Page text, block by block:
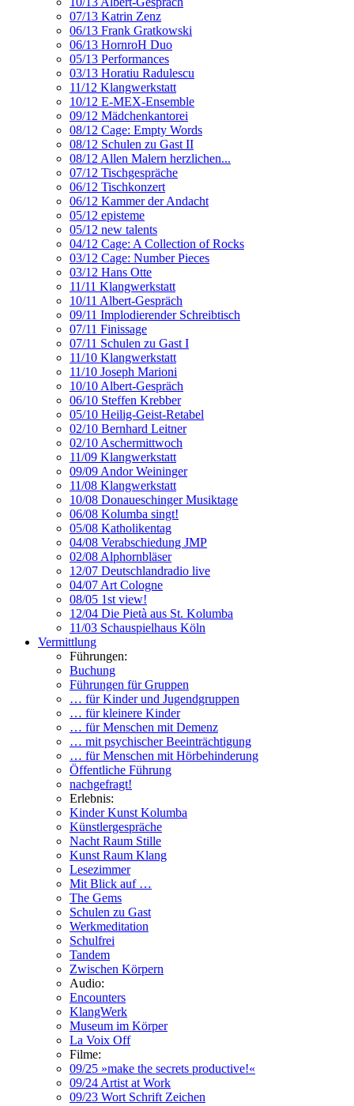
07/13 Katrin Zenz
06/13 Frank Gratkowski
06/13 HornroH Duo
05/13 Performances
03/13 Horatiu Radulescu
11/12 Klangwerkstatt
10/12 E-MEX-Ensemble
09/12 Mädchenkantorei
08/12 Cage: Empty Words
08/12 Schulen zu Gast II
08/12 Allen Malern herzlichen...
07/12 Tischgespräche
06/12 Tischkonzert
06/12 Kammer der Andacht
05/12 episteme
05/12 new talents
04/12 Cage: A Collection of Rocks
03/12 Cage: Number Pieces
03/12 Hans Otte
11/11 Klangwerkstatt
10/11 Albert-Gespräch
09/11 Implodierender Schreibtisch
07/11 Finissage
07/11 Schulen zu Gast I
11/10 Klangwerkstatt
11/10 Joseph Marioni
10/10 Albert-Gespräch
06/10 Steffen Krebber
05/10 Heilig-Geist-Retabel
02/10 Bernhard Leitner
02/10 Aschermittwoch
11/09 Klangwerkstatt
09/09 Andor Weininger
11/08 Klangwerkstatt
10/08 Donaueschinger Musiktage
06/08 Kolumba singt!
05/08 Katholikentag
04/08 Verabschiedung JMP
02/08 Alphornbläser
12/07 Deutschlandradio live
04/07 Art Cologne
08/05 1st view!
12/04 Die Pietà aus St. Kolumba
11/03 Schauspielhaus Köln
Vermittlung
Führungen:
Buchung
Führungen für Gruppen
… für Kinder und Jugendgruppen
… für kleinere Kinder
… für Menschen mit Demenz
… mit psychischer Beeinträchtigung
… für Menschen mit Hörbehinderung
Öffentliche Führung
nachgefragt!
Erlebnis:
Kinder Kunst Kolumba
Künstlergespräche
Nacht Raum Stille
Kunst Raum Klang
Lesezimmer
Mit Blick auf …
The Gems
Schulen zu Gast
Werkmeditation
Schulfrei
Tandem
Zwischen Körpern
Audio:
Encounters
KlangWerk
Museum im Körper
La Voix Off
Filme:
09/25 »make the secrets productive!«
09/24 Artist at Work
09/23 Wort Schrift Zeichen